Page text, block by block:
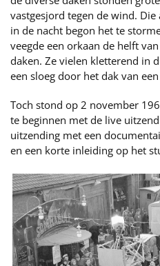
vastgesjord tegen de wind.
in de nacht begon het te
veegde een orkaan de helft
daken. Ze vielen kletterend in
een sloeg door het dak van
Toch stond op 2 november
te beginnen met de live
uitzending met een
en een korte inleiding op het